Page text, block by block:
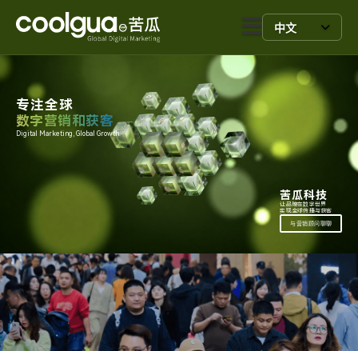
中文
专注全球
数字营销和获客
Digital Marketing, Global Growth.
苦瓜科技
让品牌在数字世界
实现全球传播与获客
与营销顾问聊聊